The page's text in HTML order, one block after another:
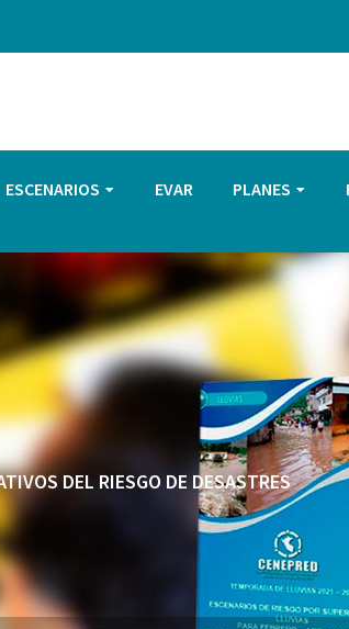
ESCENARIOS EVAR PLANES
DEL RIESGO DE DESASTRES